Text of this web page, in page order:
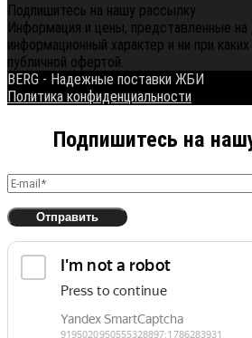
Подпишитесь на нашу рассылку
Информация и цены, представленные
информационный характер и ни при
публичной офертой.
BERG - Надежные поставки ЖБИ
Политика конфиденциальности
Подпишитесь на